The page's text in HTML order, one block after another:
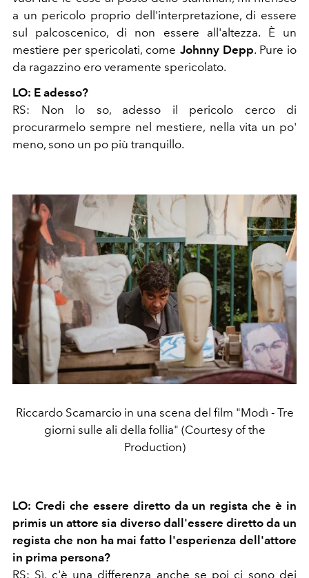
a un pericolo proprio dell'interpretazione, di essere
sul palcoscenico, di non essere all'altezza. È un
mestiere per spericolati, come Johnny Depp. Pure io
da ragazzino ero veramente spericolato.
LO: E adesso?
RS: Non lo so, adesso il pericolo cerco di
procurarmelo sempre nel mestiere, nella vita un po'
meno, sono un po più tranquillo.
Riccardo Scamarcio in una scena del film "Modì - Tre
giorni sulle ali della follia" (Courtesy of the
Production)
LO: Credi che essere diretto da un regista che è in
primis un attore sia diverso dall'essere diretto da un
regista che non ha mai fatto l'esperienza dell'attore
in prima persona?
RS: Sì, c'è una differenza anche se poi ci sono dei